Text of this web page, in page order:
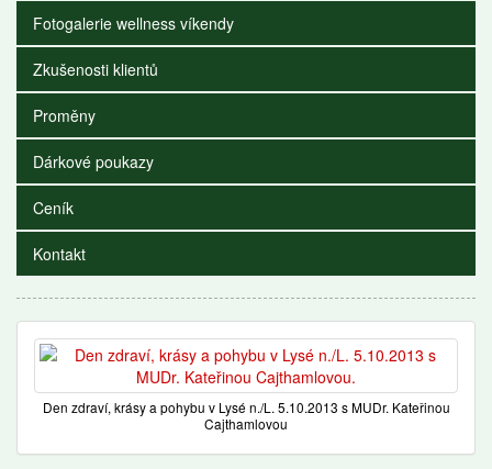
Fotogalerie wellness víkendy
Zkušenosti klientů
Proměny
Dárkové poukazy
Ceník
Kontakt
Den zdraví, krásy a pohybu v Lysé n./L. 5.10.2013 s MUDr. Kateřinou
Cajthamlovou